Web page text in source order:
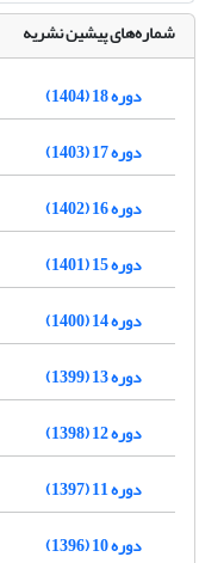
شماره‌های پیشین نشریه
دوره 18 (1404)
دوره 17 (1403)
دوره 16 (1402)
دوره 15 (1401)
دوره 14 (1400)
دوره 13 (1399)
دوره 12 (1398)
دوره 11 (1397)
دوره 10 (1396)